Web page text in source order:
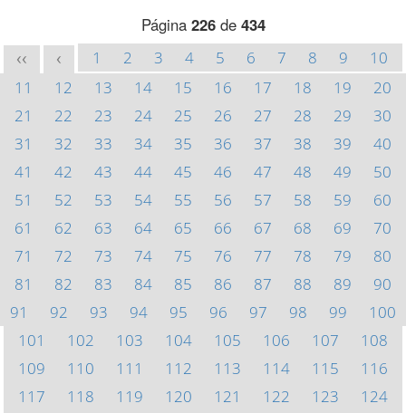
Página 226de 434
<< < 1 2 3 4 5 6 7 8 9
10
11
12 13 14 15 16 17 18 19
20
21
22 23 24 25 26 27 28 29
30
31
32 33 34 35 36 37 38 39
40
41
42 43 44 45 46 47 48 49
50
51
52 53 54 55 56 57 58 59
60
61
62 63 64 65 66 67 68 69
70
71
72 73 74 75 76 77 78 79
80
81
82 83 84 85 86 87 88 89
90
91
92 93 94 95 96 97 98 99
100
101
102 103 104 105 106 107
108
109
110 111 112 113 114 115
116
117
118 119 120 121 122 123
124